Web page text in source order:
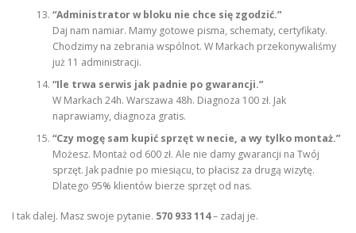
“Administrator w bloku nie chce się zgodzić.”
Daj nam namiar. Mamy gotowe pisma, schematy, certyfikaty.
Chodzimy na zebrania wspólnot. W Markach przekonywaliśmy
już 11 administracji.
“Ile trwa serwis jak padnie po gwarancji.”
W Markach 24h. Warszawa 48h. Diagnoza 100 zł. Jak
naprawiamy, diagnoza gratis.
“Czy mogę sam kupić sprzęt w necie, a wy tylko montaż.”
Możesz. Montaż od 600 zł. Ale nie damy gwarancji na Twój
sprzęt. Jak padnie po miesiącu, to płacisz za drugą wizytę.
Dlatego 95% klientów bierze sprzęt od nas.
I tak dalej. Masz swoje pytanie. 570 933 114– zadaj je.